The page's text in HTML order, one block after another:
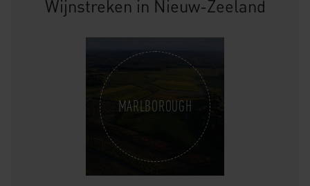
Wijnstreken in Nieuw-Zeeland
MARLBOROUGH